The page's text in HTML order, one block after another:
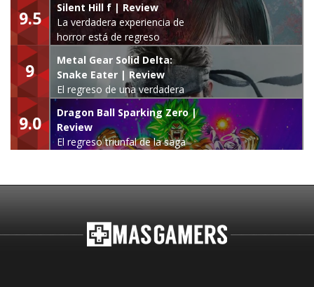
9.5
Silent Hill f | Review
La verdadera experiencia de
horror está de regreso
9
Metal Gear Solid Delta:
Snake Eater | Review
El regreso de una verdadera
leyenda
9.0
Dragon Ball Sparking Zero |
Review
El regreso triunfal de la saga